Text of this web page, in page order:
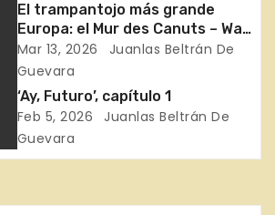
El trampantojo más grande
Europa: el Mur des Canuts – Wall
of the Silk Weavers – Muro de
los Trabajadores de la Seda
Mar 13, 2026
Juanlas Beltrán De
Guevara
‘Ay, Futuro’, capítulo 1
Feb 5, 2026
Juanlas Beltrán De
Guevara